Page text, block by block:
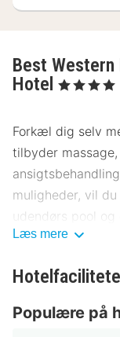
Best Western
Hotel
, 4 Stjerner
Forkæl dig selv
tilbyder
muligheder, vil
udendørs pool
på dette hotel
er en af dette
Læs mere
Populære på